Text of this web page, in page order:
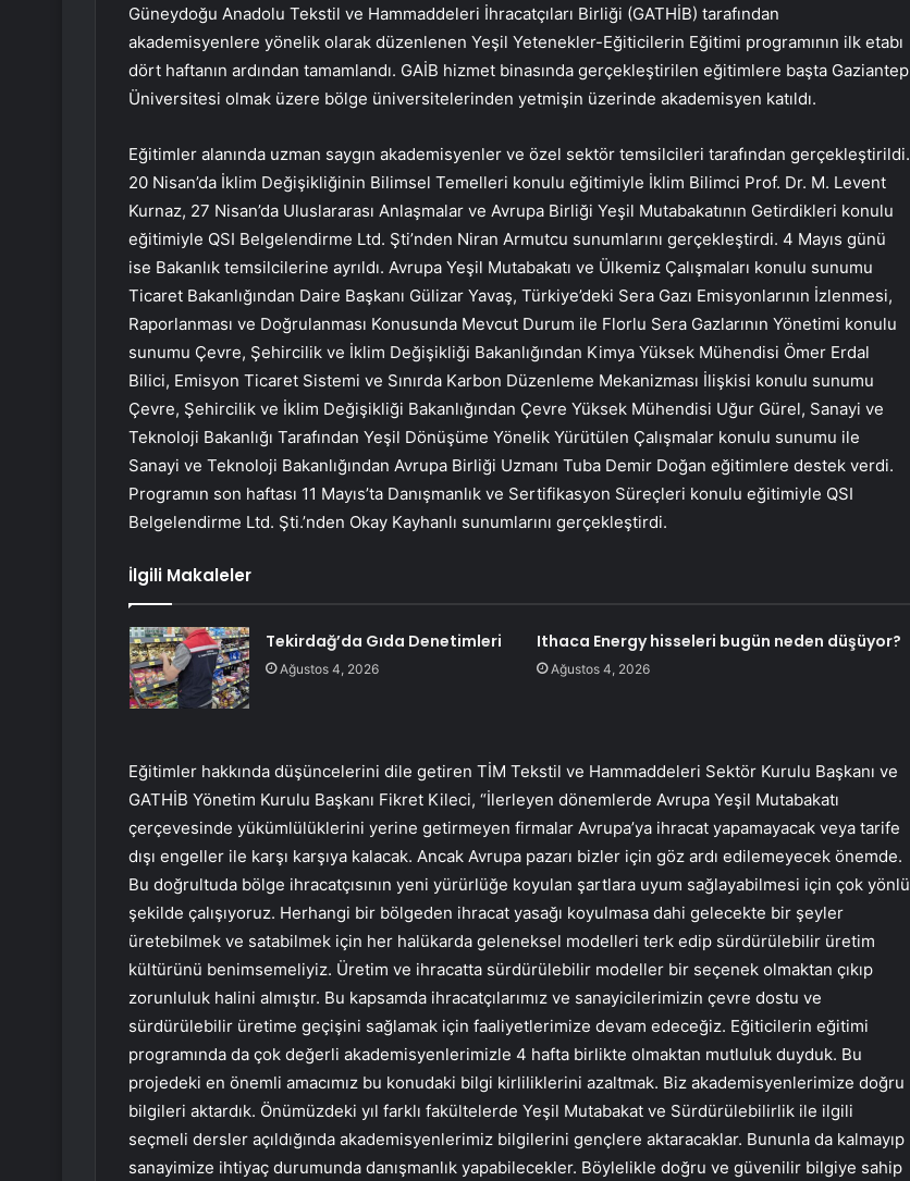
Güneydoğu Anadolu Tekstil ve Hammaddeleri İhracatçıları Birliği (GATHİB) tarafından
akademisyenlere yönelik olarak düzenlenen Yeşil Yetenekler-Eğiticilerin Eğitimi programının ilk etabı
dört haftanın ardından tamamlandı. GAİB hizmet binasında gerçekleştirilen eğitimlere başta Gaziantep
Üniversitesi olmak üzere bölge üniversitelerinden yetmişin üzerinde akademisyen katıldı.
Eğitimler alanında uzman saygın akademisyenler ve özel sektör temsilcileri tarafından gerçekleştirildi.
20 Nisan’da İklim Değişikliğinin Bilimsel Temelleri konulu eğitimiyle İklim Bilimci Prof. Dr. M. Levent
Kurnaz, 27 Nisan’da Uluslararası Anlaşmalar ve Avrupa Birliği Yeşil Mutabakatının Getirdikleri konulu
eğitimiyle QSI Belgelendirme Ltd. Şti’nden Niran Armutcu sunumlarını gerçekleştirdi. 4 Mayıs günü
ise Bakanlık temsilcilerine ayrıldı. Avrupa Yeşil Mutabakatı ve Ülkemiz Çalışmaları konulu sunumu
Ticaret Bakanlığından Daire Başkanı Gülizar Yavaş, Türkiye’deki Sera Gazı Emisyonlarının İzlenmesi,
Raporlanması ve Doğrulanması Konusunda Mevcut Durum ile Florlu Sera Gazlarının Yönetimi konulu
sunumu Çevre, Şehircilik ve İklim Değişikliği Bakanlığından Kimya Yüksek Mühendisi Ömer Erdal
Bilici, Emisyon Ticaret Sistemi ve Sınırda Karbon Düzenleme Mekanizması İlişkisi konulu sunumu
Çevre, Şehircilik ve İklim Değişikliği Bakanlığından Çevre Yüksek Mühendisi Uğur Gürel, Sanayi ve
Teknoloji Bakanlığı Tarafından Yeşil Dönüşüme Yönelik Yürütülen Çalışmalar konulu sunumu ile
Sanayi ve Teknoloji Bakanlığından Avrupa Birliği Uzmanı Tuba Demir Doğan eğitimlere destek verdi.
Programın son haftası 11 Mayıs’ta Danışmanlık ve Sertifikasyon Süreçleri konulu eğitimiyle QSI
Belgelendirme Ltd. Şti.’nden Okay Kayhanlı sunumlarını gerçekleştirdi.
İlgili Makaleler
Tekirdağ’da Gıda Denetimleri
Ağustos 4, 2026
Ithaca Energy hisseleri bugün neden düşüyor?
Ağustos 4, 2026
Eğitimler hakkında düşüncelerini dile getiren TİM Tekstil ve Hammaddeleri Sektör Kurulu Başkanı ve
GATHİB Yönetim Kurulu Başkanı Fikret Kileci, “İlerleyen dönemlerde Avrupa Yeşil Mutabakatı
çerçevesinde yükümlülüklerini yerine getirmeyen firmalar Avrupa’ya ihracat yapamayacak veya tarife
dışı engeller ile karşı karşıya kalacak. Ancak Avrupa pazarı bizler için göz ardı edilemeyecek önemde.
Bu doğrultuda bölge ihracatçısının yeni yürürlüğe koyulan şartlara uyum sağlayabilmesi için çok yönlü
şekilde çalışıyoruz. Herhangi bir bölgeden ihracat yasağı koyulmasa dahi gelecekte bir şeyler
üretebilmek ve satabilmek için her halükarda geleneksel modelleri terk edip sürdürülebilir üretim
kültürünü benimsemeliyiz. Üretim ve ihracatta sürdürülebilir modeller bir seçenek olmaktan çıkıp
zorunluluk halini almıştır. Bu kapsamda ihracatçılarımız ve sanayicilerimizin çevre dostu ve
sürdürülebilir üretime geçişini sağlamak için faaliyetlerimize devam edeceğiz. Eğiticilerin eğitimi
programında da çok değerli akademisyenlerimizle 4 hafta birlikte olmaktan mutluluk duyduk. Bu
projedeki en önemli amacımız bu konudaki bilgi kirliliklerini azaltmak. Biz akademisyenlerimize doğru
bilgileri aktardık. Önümüzdeki yıl farklı fakültelerde Yeşil Mutabakat ve Sürdürülebilirlik ile ilgili
seçmeli dersler açıldığında akademisyenlerimiz bilgilerini gençlere aktaracaklar. Bununla da kalmayıp
sanayimize ihtiyaç durumunda danışmanlık yapabilecekler. Böylelikle doğru ve güvenilir bilgiye sahip